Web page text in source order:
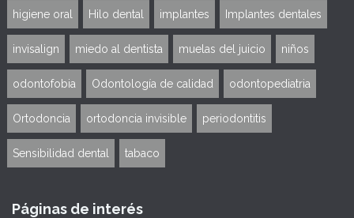
higiene oral Hilo dental implantes Implantes dentales
invisalign miedo al dentista muelas del juicio niños
odontofobia Odontología de calidad odontopediatria
Ortodoncia ortodoncia invisible periodontitis
Sensibilidad dental tabaco
Páginas de interés